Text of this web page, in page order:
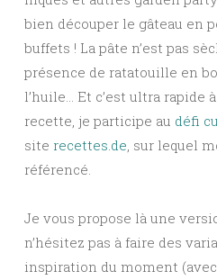
bien découper le gâteau en
buffets ! La pâte n’est pas
présence de ratatouille en
l’huile… Et c’est ultra rapide
recette, je participe au défi
site recettes.de , sur lequel
référencé.
Je vous propose là une
n’hésitez pas à faire des
inspiration du moment